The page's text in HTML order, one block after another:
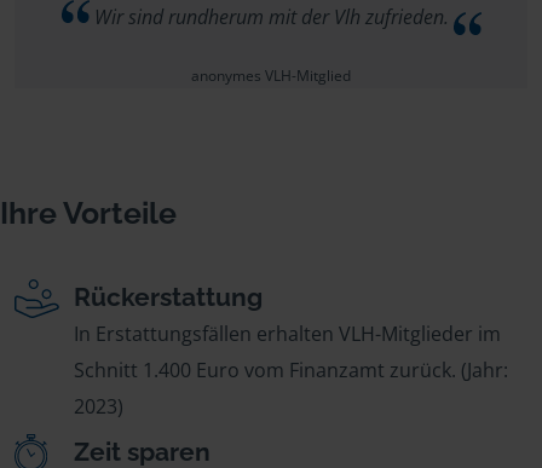
Wir sind rundherum mit der Vlh zufrieden.
anonymes VLH-Mitglied
Ihre Vorteile
Rückerstattung
In Erstattungsfällen erhalten VLH-Mitglieder im
Schnitt 1.400 Euro vom Finanzamt zurück. (Jahr:
2023)
Zeit sparen